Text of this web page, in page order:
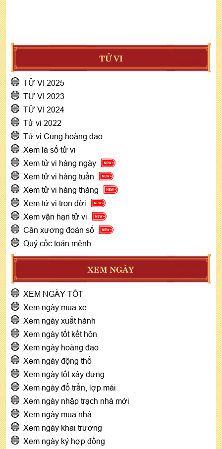
TỬ VI
TỬ VI 2025
TỬ VI 2023
TỬ VI 2024
Tử vi 2022
Tử vi Cung hoàng đạo
Xem lá số tử vi
Xem tử vi hàng ngày
Xem tử vi hàng tuần
Xem tử vi hàng tháng
Xem tử vi trọn đời
Xem vận hạn tử vi
Cân xương đoán số
Quỷ cốc toán mệnh
XEM NGÀY
XEM NGÀY TỐT
Xem ngày mua xe
Xem ngày xuất hành
Xem ngày tốt kết hôn
Xem ngày hoàng đạo
Xem ngày động thổ
Xem ngày tốt xây dựng
Xem ngày đổ trần, lợp mái
Xem ngày nhập trạch nhà mới
Xem ngày mua nhà
Xem ngày khai trương
Xem ngày ký hợp đồng